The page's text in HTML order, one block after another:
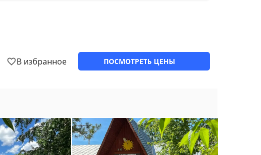
В избранное ПОСМОТРЕТЬ ЦЕНЫ